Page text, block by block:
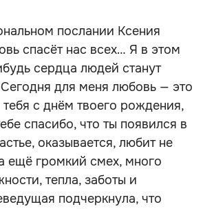
послании Ксения
спасёт нас всех… Я в этом
сердца людей станут
для меня любовь — это
с днём твоего рождения,
спасибо, что ты появился в
оказывается, любит не
ещё громкий смех, много
тепла, заботы и
подчеркнула, что